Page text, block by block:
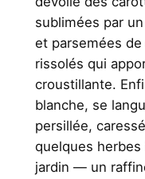
sublimées par
et parsemées
rissolés qui
croustillante.
blanche, se
persillée,
quelques
jardin — un